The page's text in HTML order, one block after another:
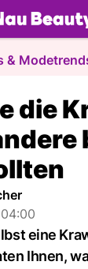
&
die
eine
Ihnen,